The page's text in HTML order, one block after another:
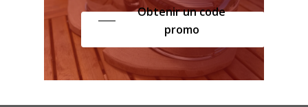
Obtenir un code
promo